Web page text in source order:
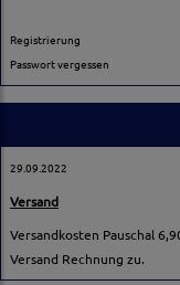
Registrierung
Passwort vergessen
29.09.2022
Versand
Versandkosten Pauschal
Versand Rechnung zu.